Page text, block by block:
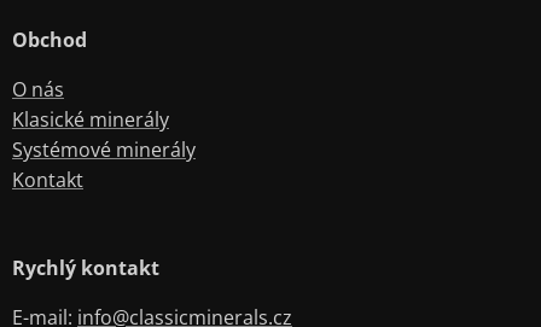
Obchod
O nás
Klasické minerály
Systémové minerály
Kontakt
Rychlý kontakt
E-mail: info@classicminerals.cz